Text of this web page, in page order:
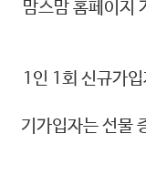
맘스맘 홈페이지
1인 1회 신규가
기가입자는 선물